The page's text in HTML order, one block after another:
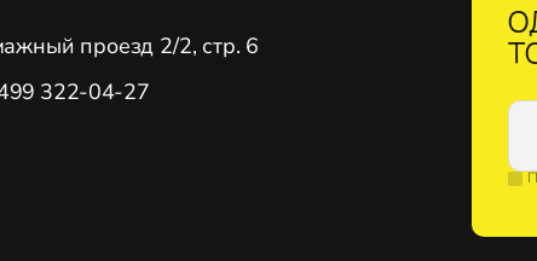
проезд 2/2, стр. 6
322-04-27